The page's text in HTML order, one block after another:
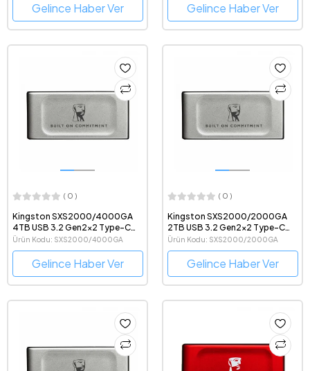
Gelince Haber Ver Gelince Haber Ver
( 0 )
Kingston SXS2000/4000GA
4TB USB 3.2 Gen2x2 Type-C
2000MB Okuma/2000MB
Yazma Gri Taşınabilir Harici SSD
Ürün Kodu: SXS2000/4000GA
Gelince Haber Ver
( 0 )
Kingston SXS2000/2000GA
2TB USB 3.2 Gen2x2 Type-C
2000MB Okuma/2000MB
Yazma Gri Taşınabilir Harici SSD
Ürün Kodu: SXS2000/2000GA
Gelince Haber Ver